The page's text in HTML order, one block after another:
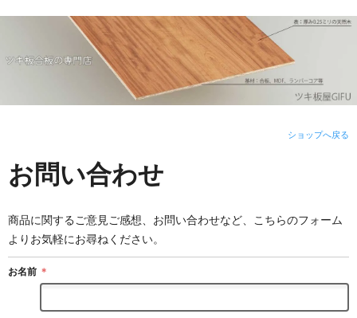
ショップへ戻る
お問い合わせ
商品に関するご意見ご感想、お問い合わせなど、こちらのフォーム
よりお気軽にお尋ねください。
お名前 ＊